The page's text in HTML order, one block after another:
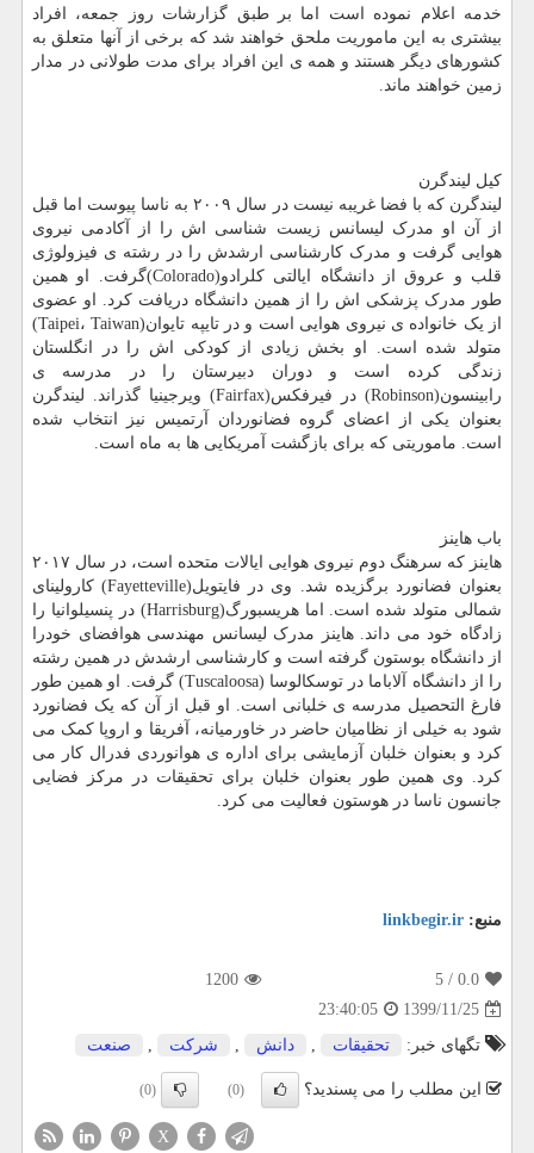
خدمه اعلام نموده است اما بر طبق گزارشات روز جمعه، افراد
بیشتری به این ماموریت ملحق خواهند شد که برخی از آنها متعلق به
کشورهای دیگر هستند و همه ی این افراد برای مدت طولانی در مدار
زمین خواهند ماند.
کیل لیندگرن
لیندگرن که با فضا غریبه نیست در سال ۲۰۰۹ به ناسا پیوست اما قبل
از آن او مدرک لیسانس زیست شناسی اش را از آکادمی نیروی
هوایی گرفت و مدرک کارشناسی ارشدش را در رشته ی فیزولوژی
قلب و عروق از دانشگاه ایالتی کلرادو(Colorado)گرفت. او همین
طور مدرک پزشکی اش را از همین دانشگاه دریافت کرد. او عضوی
از یک خانواده ی نیروی هوایی است و در تایپه تایوان(Taipei، Taiwan)
متولد شده است. او بخش زیادی از کودکی اش را در انگلستان
زندگی کرده است و دوران دبیرستان را در مدرسه ی
رابینسون(Robinson) در فیرفکس(Fairfax) ویرجینیا گذراند. لیندگرن
بعنوان یکی از اعضای گروه فضانوردان آرتمیس نیز انتخاب شده
است. ماموریتی که برای بازگشت آمریکایی ها به ماه است.
باب هاینز
هاینز که سرهنگ دوم نیروی هوایی ایالات متحده است، در سال ۲۰۱۷
بعنوان فضانورد برگزیده شد. وی در فایتویل(Fayetteville) کارولینای
شمالی متولد شده است. اما هریسبورگ(Harrisburg) در پنسیلوانیا را
زادگاه خود می داند. هاینز مدرک لیسانس مهندسی هوافضای خودرا
از دانشگاه بوستون گرفته است و کارشناسی ارشدش در همین رشته
را از دانشگاه آلاباما در توسکالوسا (Tuscaloosa) گرفت. او همین طور
فارغ التحصیل مدرسه ی خلبانی است. او قبل از آن که یک فضانورد
شود به خیلی از نظامیان حاضر در خاورمیانه، آفریقا و اروپا کمک می
کرد و بعنوان خلبان آزمایشی برای اداره ی هوانوردی فدرال کار می
کرد. وی همین طور بعنوان خلبان برای تحقیقات در مرکز فضایی
جانسون ناسا در هوستون فعالیت می کرد.
منبع: linkbegir.ir
0.0
/ 5
1200
1399/11/25
23:40:05
تگهای خبر:
تحقیقات , دانش , شركت , صنعت
این مطلب را می پسندید؟ (0)
(0)
X